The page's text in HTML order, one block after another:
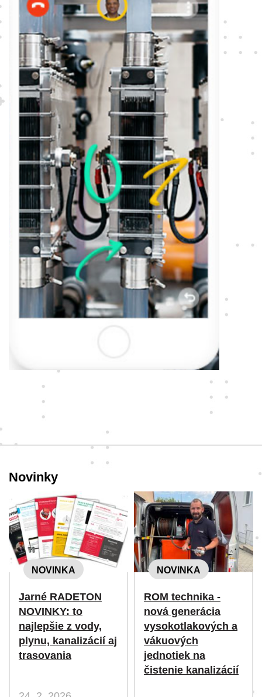
Novinky
NOVINKA
Jarné RADETON
NOVINKY: to
najlepšie z vody,
plynu, kanalizácií aj
trasovania
NOVINKA
ROM technika -
nová generácia
vysokotlakových a
vákuových
jednotiek na
čistenie kanalizácií